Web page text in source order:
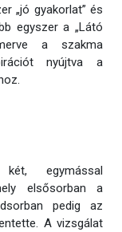
„jó gyakorlat” és
egyszer a „Látó
a szakma
nyújtva a
egymással
elsősorban a
pedig az
A vizsgálat